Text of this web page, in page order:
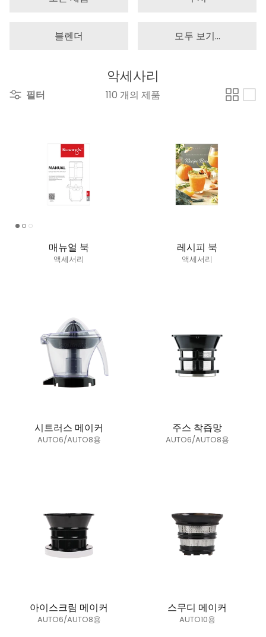
블렌더 모두 보기...
악세사리
필터 110 개의 제품
매뉴얼 북
액세서리
레시피 북
액세서리
시트러스 메이커
AUTO6/AUTO8용
주스 착즙망
AUTO6/AUTO8용
아이스크림 메이커
AUTO6/AUTO8용
스무디 메이커
AUTO10용